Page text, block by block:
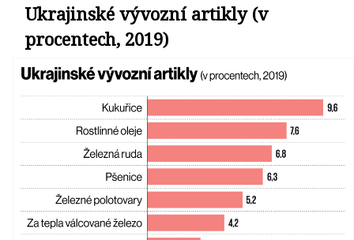
Ukrajinské vývozní artikly (v
procentech, 2019)